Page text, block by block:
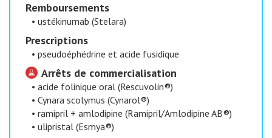
​Remboursements
• ustékinumab (Stelara)
​Prescriptions
• pseudoéphédrine et acide fusidique
Arrêts de commercialisation
• acide folinique oral (Rescuvolin®)
• Cynara scolymus (Cynarol®)
• ramipril + amlodipine (Ramipril/Amlodipine AB®)
• ulipristal (Esmya®)